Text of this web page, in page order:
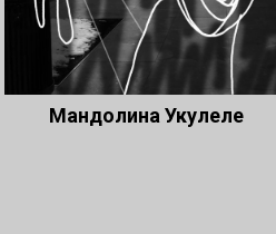
Мандолина Укулеле